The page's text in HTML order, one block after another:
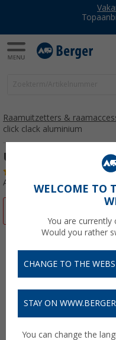
Raamuitzetters &
click clack aluminium
Uitzetter Klick
Artikelnr: 188530WELCOME TO
You are currently
Would you rather
CHANGE TO THE
STAY ON
You can change the